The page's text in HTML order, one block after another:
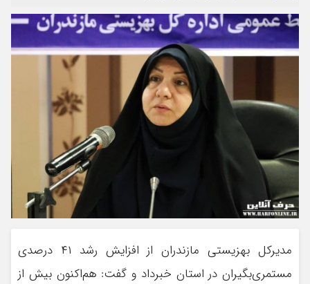
مدیرکل بهزیستی مازندران از افزایش رشد ۴۱ درصدی
مستمری‌بگیران در استان خبرداد و گفت: هم‌اکنون بیش از